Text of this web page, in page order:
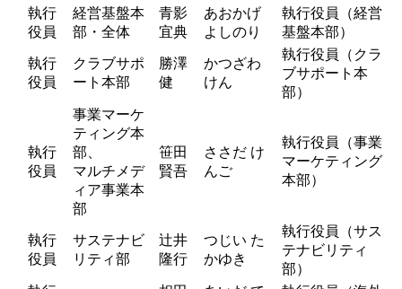
執行
役員
経営基盤本
部・全体
青影
宜典
あおかげ
よしのり
執行役員（経営
基盤本部）
執行
役員
クラブサポ
ート本部
勝澤
健
かつざわ
けん
執行役員（クラ
ブサポート本
部）
執行
役員
事業マーケ
ティング本
部、
マルチメデ
ィア事業本
部
笹田
賢吾
ささだ け
んご
執行役員（事業
マーケティング
本部）
執行
役員
サステナビ
リティ部
辻井
隆行
つじい た
かゆき
執行役員（サス
テナビリティ
部）